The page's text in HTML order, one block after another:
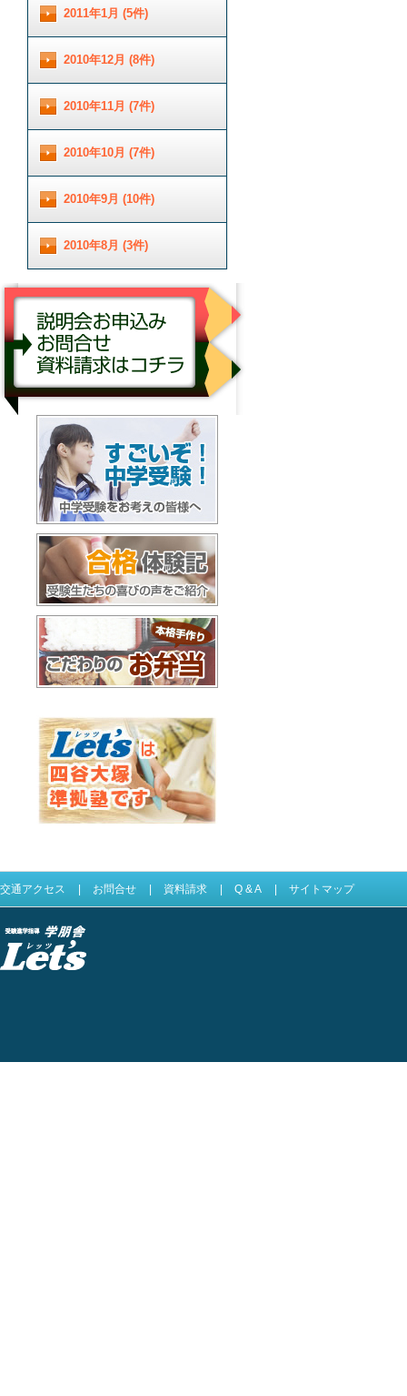
2011年1月 (5件)
2010年12月 (8件)
2010年11月 (7件)
2010年10月 (7件)
2010年9月 (10件)
2010年8月 (3件)
説明会お申し込み／お問合せ／資料請求はコチ
すごいぞ！中学受験
合格体験記
交通アクセス お問合せ 資料請求 Q & A サイトマップ